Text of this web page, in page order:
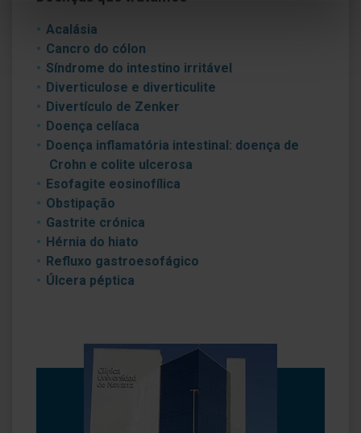
Acalásia
Cancro do cólon
Síndrome do intestino irritável
Diverticulose e diverticulite
Divertículo de Zenker
Doença celíaca
Doença inflamatória intestinal: doença de
Crohn e colite ulcerosa
Esofagite eosinofílica
Obstipação
Gastrite crónica
Hérnia do hiato
Refluxo gastroesofágico
Úlcera péptica